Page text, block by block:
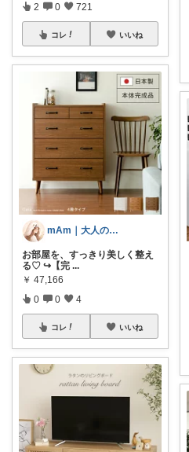
2 0 721
コレ いいね
mAm｜大人のご褒美セレクト
お部屋を、すっきり美しく整え
る♡ ↪︎【完 ...
￥ 47,166
0 0 4
コレ いいね